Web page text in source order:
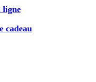
ligne
cadeau